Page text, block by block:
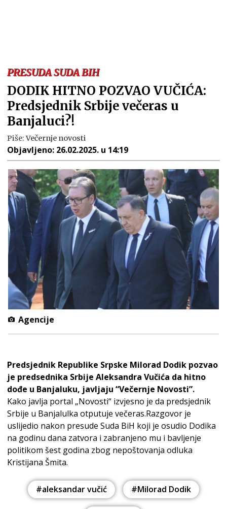
PRESUDA SUDA BIH
DODIK HITNO POZVAO VUČIĆA:
Predsjednik Srbije večeras u
Banjaluci?!
Piše: Večernje novosti
Objavljeno: 26.02.2025. u 14:19
Agencije
Predsjednik Republike Srpske Milorad Dodik pozvao
je predsednika Srbije Aleksandra Vučića da hitno
dođe u Banjaluku, javljaju “Večernje Novosti”.
Kako javlja portal „Novosti“ izvjesno je da predsjednik
Srbije u Banjalulka otputuje večeras.Razgovor je
uslijedio nakon presude Suda BiH koji je osudio Dodika
na godinu dana zatvora i zabranjeno mu i bavljenje
politikom šest godina zbog nepoštovanja odluka
Kristijana Šmita.
#aleksandar vučić #Milorad Dodik